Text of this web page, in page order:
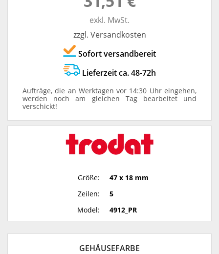
exkl. MwSt.
zzgl. Versandkosten
Sofort versandbereit
Lieferzeit ca. 48-72h
Aufträge, die an Werktagen vor 14:30 Uhr eingehen,
werden noch am gleichen Tag bearbeitet und
verschickt!
Größe:
47 x 18 mm
Zeilen:
5
Model:
4912_PR
GEHÄUSEFARBE